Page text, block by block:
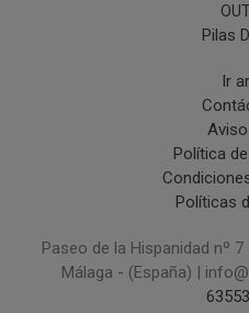
Pilas
Ir
Aviso
Política
Políticas
Paseo de la Hispanidad nº
Málaga - (España) |